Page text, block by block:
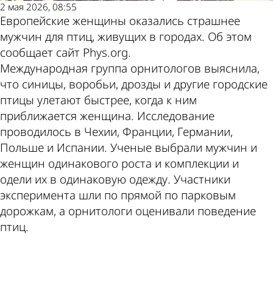
2 мая 2026, 08:55
Европейские женщины оказались страшнее
мужчин для птиц, живущих в городах. Об этом
сообщает сайт Phys.org.
Международная группа орнитологов выяснила,
что синицы, воробьи, дрозды и другие городские
птицы улетают быстрее, когда к ним
приближается женщина. Исследование
проводилось в Чехии, Франции, Германии,
Польше и Испании. Ученые выбрали мужчин и
женщин одинакового роста и комплекции и
одели их в одинаковую одежду. Участники
эксперимента шли по прямой по парковым
дорожкам, а орнитологи оценивали поведение
птиц.